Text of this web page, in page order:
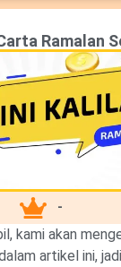
Ramalan
-
kami akan
artikel ini,